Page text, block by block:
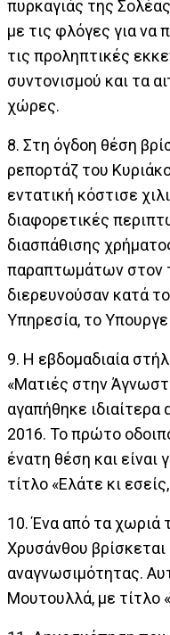
πυρκαγιάς της
με τις φλόγες για να
τις προληπτικές
συντονισμού και τα
χώρες.
8. Στη όγδοη θέση
ρεπορτάζ του
εντατική κόστισε
διαφορετικές
διασπάθισης
παραπτωμάτων στον
διερευνούσαν κατά
Υπηρεσία, το
9. Η εβδομαδιαία
«Ματιές στην
αγαπήθηκε ιδιαίτερα
2016. Το πρώτο
ένατη θέση και είναι
τίτλο «Ελάτε κι
10. Ένα από τα
Χρυσάνθου
αναγνωσιμότητας.
Μουτουλλά, με τίτλο